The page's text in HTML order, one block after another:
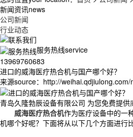
新闻资讯news
公司新闻
行业动态
服务热线service
13969760683
进口的威海医疗热合机与国产哪个好？
来源source：http://
青岛久隆勃辰设备有限公司 为您免费提供
威海医疗热合机作为医疗设备中的一
机哪个好呢？下面将从以下几个方面进行